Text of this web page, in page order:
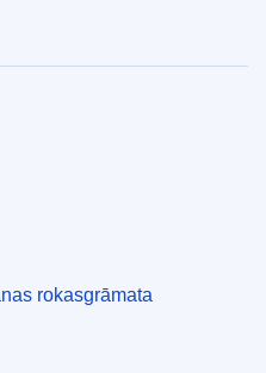
rokasgrāmata